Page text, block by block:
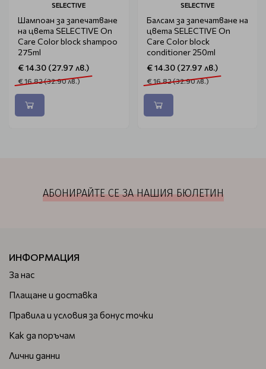
SELECTIVE
Шампоан за запечатване
на цвета SELECTIVE On
Care Color block shampoo
275ml
€ 14.30 (27.97 лв.)
€ 16.82 (32.90 лв.)
SELECTIVE
Балсам за запечатване на
цвета SELECTIVE On
Care Color block
conditioner 250ml
€ 14.30 (27.97 лв.)
€ 16.82 (32.90 лв.)
АБОНИРАЙТЕ СЕ ЗА НАШИЯ БЮЛЕТИН
ИНФОРМАЦИЯ
За нас
Плащане и доставка
Правила и условия за бонус точки
Как да поръчам
Лични данни